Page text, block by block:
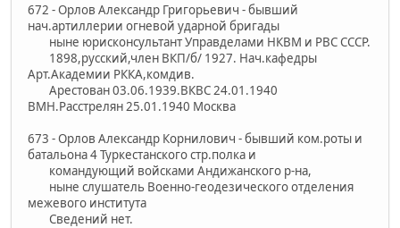
672 - Орлов Александр Григорьевич - бывший
нач.артиллерии огневой ударной бригады
ныне юрисконсультант Управделами НКВМ и РВС СССР.
1898,русский,член ВКП/б/ 1927. Нач.кафедры
Арт.Академии РККА,комдив.
Арестован 03.06.1939.ВКВС 24.01.1940
ВМН.Расстрелян 25.01.1940 Москва
673 - Орлов Александр Корнилович - бывший ком.роты и
батальона 4 Туркестанского стр.полка и
командующий войсками Андижанского р-на,
ныне слушатель Военно-геодезического отделения
межевого института
Сведений нет.